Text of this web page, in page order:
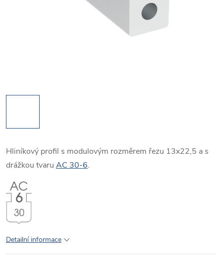
Hliníkový profil s modulovým rozměrem řezu 13x22,5 a s
drážkou tvaru AC 30-6.
Detailní informace